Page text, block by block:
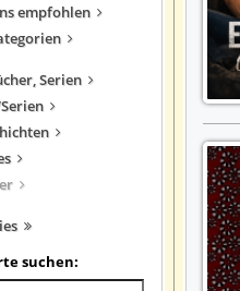
empfohlen
Serien
suchen: